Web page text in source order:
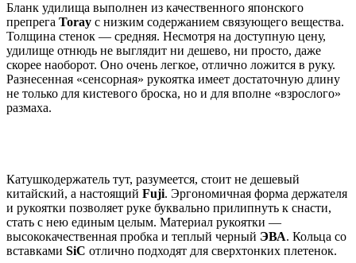
Бланк удилища выполнен из качественного японского
препрега Toray с низким содержанием связующего вещества.
Толщина стенок — средняя. Несмотря на доступную цену,
удилище отнюдь не выглядит ни дешево, ни просто, даже
скорее наоборот. Оно очень легкое, отлично ложится в руку.
Разнесенная «сенсорная» рукоятка имеет достаточную длину
не только для кистевого броска, но и для вполне «взрослого»
размаха.
Катушкодержатель тут, разумеется, стоит не дешевый
китайский, а настоящий Fuji. Эргономичная форма держателя
и рукоятки позволяет руке буквально прилипнуть к снасти,
стать с нею единым целым. Материал рукоятки —
высококачественная пробка и теплый черный ЭВА. Кольца со
вставками SiC отлично подходят для сверхтонких плетенок.